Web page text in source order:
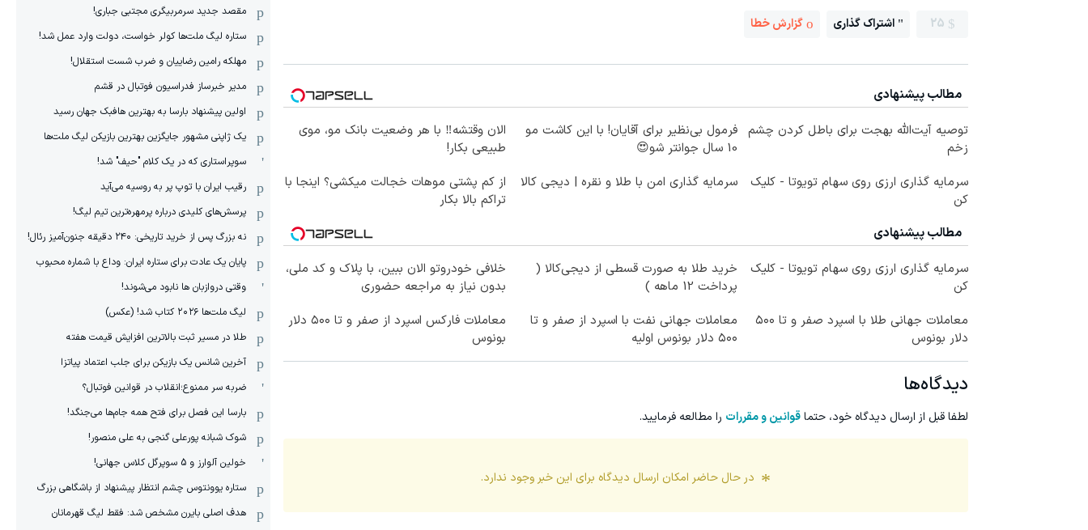
25 اشتراک گذاری گزارش خطا
مطالب پیشنهادی
توصیه آیت‌الله بهجت برای باطل کردن چشم
زخم
فرمول بی‌نظیر برای آقایان! با این کاشت مو
10 سال جوانتر شو😍
الان وقتشه‼️ با هر وضعیت بانک مو، موی
طبیعی بکار!
سرمایه گذاری ارزی روی سهام تویوتا - کلیک
کن
سرمایه گذاری امن با طلا و نقره | دیجی کالا
از کم پشتی موهات خجالت میکشی؟ اینجا با
تراکم بالا بکار
مطالب پیشنهادی
سرمایه گذاری ارزی روی سهام تویوتا - کلیک
کن
خرید طلا به صورت قسطی از دیجی‌کالا (
پرداخت 12 ماهه )
خلافی خودروتو الان ببین، با پلاک و کد ملی،
بدون نیاز به مراجعه حضوری
معاملات جهانی طلا با اسپرد صفر و تا ۵۰۰
دلار بونوس
معاملات جهانی نفت با اسپرد از صفر و تا
۵۰۰ دلار بونوس اولیه
معاملات فارکس اسپرد از صفر و تا ۵۰۰ دلار
بونوس
دیدگاه‌ها
لطفا قبل از ارسال دیدگاه خود، حتماقوانین و مقررات را مطالعه فرمایید.
در حال حاضر امکان ارسال دیدگاه برای این خبر وجود ندارد.
مقصد جدید سرمربیگری مجتبی جباری!
ستاره لیگ ملت‌ها کولر خواست، دولت وارد عمل شد!
مهلکه رامین رضاییان و ضرب شست استقلال!
مدیر خبرساز فدراسیون فوتبال در قشم
اولین پیشنهاد بارسا به بهترین هافبک جهان رسید
یک ژاپنی مشهور جایگزین بهترین بازیکن لیگ ملت‌ها
سوپراستاری که در یک کلام "حیف" شد!
رقیب ایران با توپ پر به روسیه می‌آید
پرسش‌های کلیدی درباره پرمهره‌ترین تیم لیگ!
نه بزرگ پس از خرید تاریخی: ۲۴۰ دقیقه جنون‌آمیز رئال!
پایان یک عادت برای ستاره ایران: وداع با شماره محبوب
وقتی دروازبان ها نابود می‌شوند!
لیگ ملت‌ها ٢٠٢۶ کتاب شد! (عکس)
طلا در مسیر ثبت بالاترین افزایش قیمت هفته
آخرین شانس یک بازیکن برای جلب اعتماد پیاتزا
ضربه سر ممنوع؛انقلاب در قوانین فوتبال؟
بارسا این فصل برای فتح همه جام‌ها می‌جنگد!
شوک شبانه پورعلی گنجی به علی منصور!
خولین آلوارز و 5 سوپرگل کلاس جهانی!
ستاره یوونتوس چشم انتظار پیشنهاد از باشگاهی بزرگ
هدف اصلی بایرن مشخص شد: فقط لیگ قهرمانان